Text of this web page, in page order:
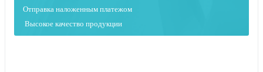
Отправка наложенным платежом
Высокое качество продукции